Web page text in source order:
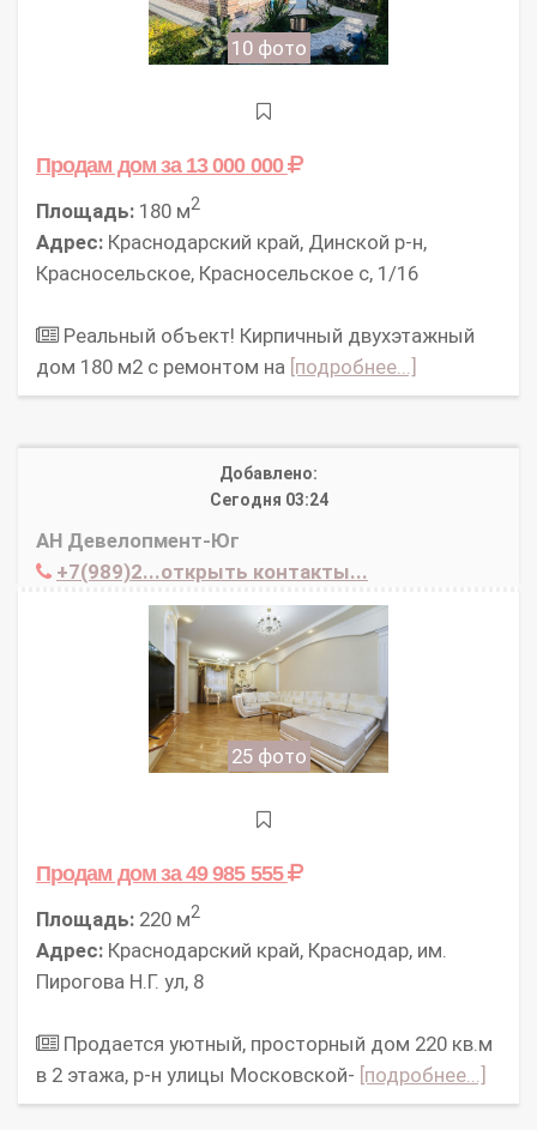
10 фото
Продам домза 13 000 000
Площадь: 180 м2
Адрес: Краснодарский край, Динской р-н,
Красносельское, Красносельское с, 1/16
Реальный объект! Кирпичный двухэтажный
дом 180 м2 с ремонтом на [подробнее...]
Добавлено:
Сегодня 03:24
АН Девелопмент-Юг
+7(989)2...открыть контакты...
25 фото
Продам домза 49 985 555
Площадь: 220 м2
Адрес: Краснодарский край, Краснодар, им.
Пирогова Н.Г. ул, 8
Продается уютный, просторный дом 220 кв.м
в 2 этажа, р-н улицы Московской- [подробнее...]